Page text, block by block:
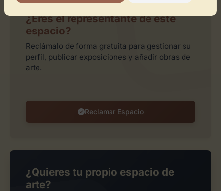
¿Eres el representante de este
espacio?
Reclámalo de forma gratuita para gestionar su
perfil, publicar exposiciones y añadir obras de
arte.
Reclamar Espacio
¿Quieres tu propio espacio de
arte?